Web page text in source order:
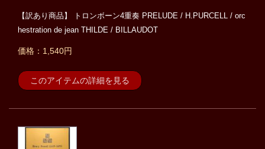
【訳あり商品】 トロンボーン4重奏 PRELUDE / H.PURCELL / orc
hestration de jean THILDE / BILLAUDOT
価格：1,540円
このアイテムの詳細を見る